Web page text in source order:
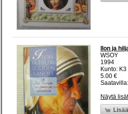
Ilon ja
WSOY
1994
Kunto:
5.00 €
Näytä